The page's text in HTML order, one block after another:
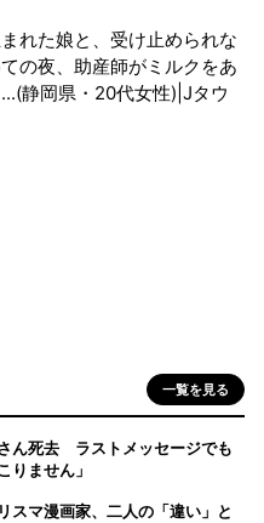
まれた娘と、受け止められな
の夜、助産師がミルクをあ
静岡県・20代女性)|Jタウ
一覧を見る
ん死去 ラストメッセージでも
ません」
マ漫画家、二人の「違い」と